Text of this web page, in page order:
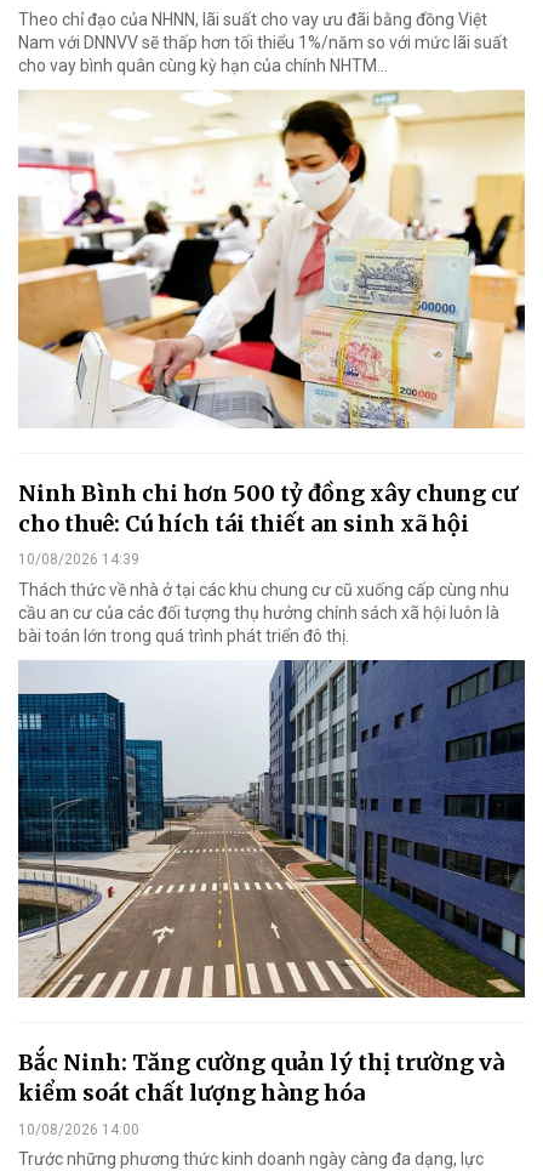
Theo chỉ đạo của NHNN, lãi suất cho vay ưu đãi bằng đồng Việt
Nam với DNNVV sẽ thấp hơn tối thiểu 1%/năm so với mức lãi suất
cho vay bình quân cùng kỳ hạn của chính NHTM...
Ninh Bình chi hơn 500 tỷ đồng xây chung cư
cho thuê: Cú hích tái thiết an sinh xã hội
10/08/2026 14:39
Thách thức về nhà ở tại các khu chung cư cũ xuống cấp cùng nhu
cầu an cư của các đối tượng thụ hưởng chính sách xã hội luôn là
bài toán lớn trong quá trình phát triển đô thị.
Bắc Ninh: Tăng cường quản lý thị trường và
kiểm soát chất lượng hàng hóa
10/08/2026 14:00
Trước những phương thức kinh doanh ngày càng đa dạng, lực